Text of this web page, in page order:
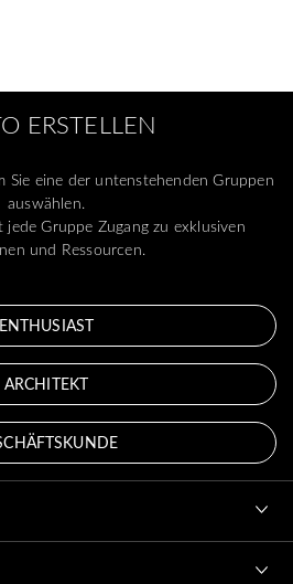
ERSTELLEN
Sie eine der untenstehenden Gruppen
auswählen.
Gruppe Zugang zu exklusiven
und Ressourcen.
ENTHUSIAST
ARCHITEKT